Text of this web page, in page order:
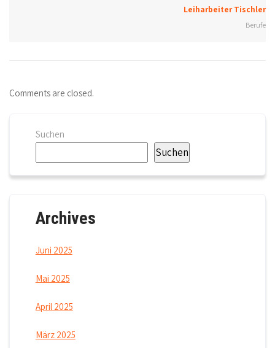
Leiharbeiter Tischler
Berufe
Comments are closed.
Suchen
Suchen
Archives
Juni 2025
Mai 2025
April 2025
März 2025